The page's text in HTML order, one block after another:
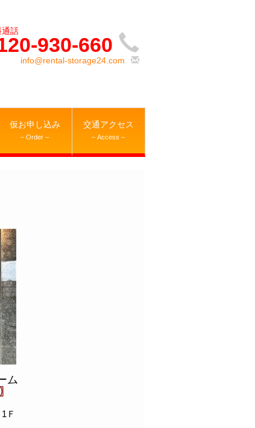
930-660
info@rental-storage24.com
仮お申し込み
– Order –
交通アクセス
– Access –
ム
Ｆ